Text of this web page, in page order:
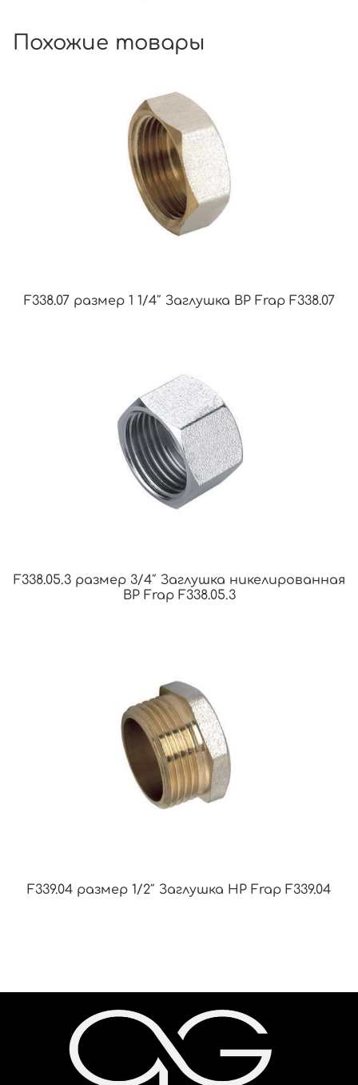
Похожие товары
F338.07 размер 1 1/4″ Заглушка ВР Frap F338.07
F338.05.3 размер 3/4″ Заглушка никелированная
ВР Frap F338.05.3
F339.04 размер 1/2″ Заглушка НР Frap F339.04